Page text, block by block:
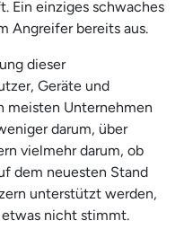
Ein einziges schwaches
Angreifer bereits aus.
dieser
Geräte und
meisten Unternehmen
darum, über
vielmehr darum, ob
dem neuesten Stand
unterstützt werden,
nicht stimmt.